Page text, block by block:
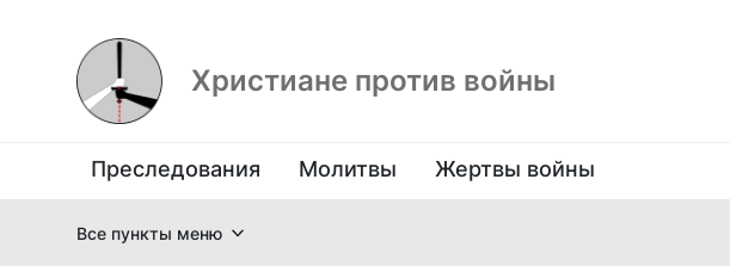
Христиане против войны
Преследования Молитвы Жертвы войны
Все пункты меню